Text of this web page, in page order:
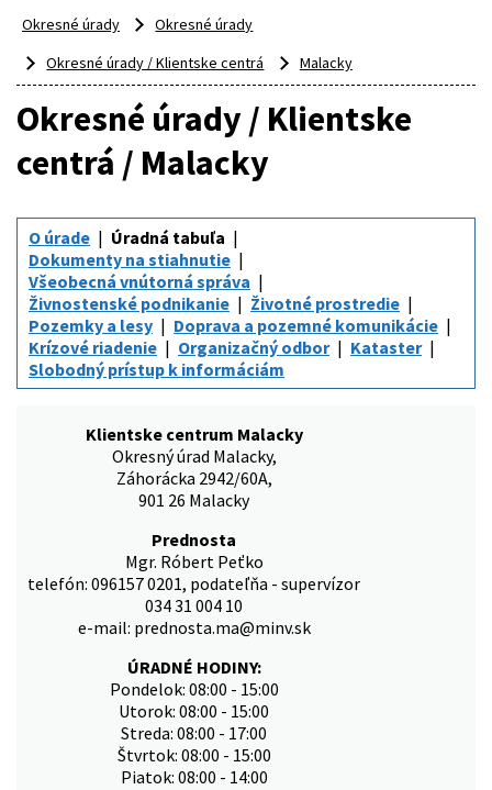
Okresné úrady
Okresné úrady
Okresné úrady / Klientske centrá
Malacky
Okresné úrady / Klientske
centrá / Malacky
O úrade
Úradná tabuľa
Dokumenty na stiahnutie
Všeobecná vnútorná správa
Živnostenské podnikanie
Životné prostredie
Pozemky a lesy
Doprava a pozemné komunikácie
Krízové riadenie
Organizačný odbor
Kataster
Slobodný prístup k informáciám
Klientske centrum Malacky
Okresný úrad Malacky,
Záhorácka 2942/60A,
901 26 Malacky
Prednosta
Mgr. Róbert Peťko
telefón: 096157 0201, podateľňa - supervízor
034 31 004 10
e-mail: prednosta.ma@minv.sk
ÚRADNÉ HODINY:
Pondelok: 08:00 - 15:00
Utorok: 08:00 - 15:00
Streda: 08:00 - 17:00
Štvrtok: 08:00 - 15:00
Piatok: 08:00 - 14:00